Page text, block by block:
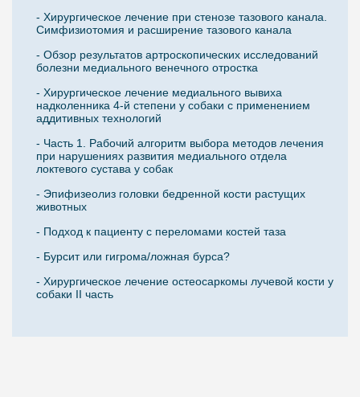
- Хирургическое лечение при стенозе тазового канала.
Симфизиотомия и расширение тазового канала
- Обзор результатов артроскопических исследований
болезни медиального венечного отростка
- Хирургическое лечение медиального вывиха
надколенника 4-й степени у собаки с применением
аддитивных технологий
- Часть 1. Рабочий алгоритм выбора методов лечения
при нарушениях развития медиального отдела
локтевого сустава у собак
- Эпифизеолиз головки бедренной кости растущих
животных
- Подход к пациенту с переломами костей таза
- Бурсит или гигрома/ложная бурса?
- Хирургическое лечение остеосаркомы лучевой кости у
собаки II часть